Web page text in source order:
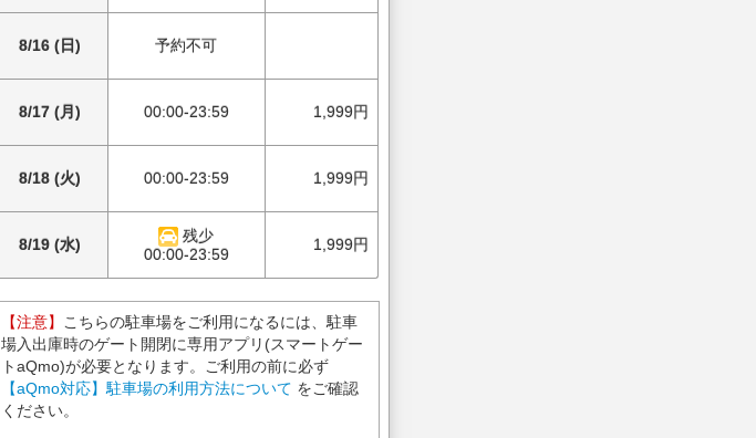
8/16 (日) 予約不可
8/17 (月) 00:00-23:59 1,999円
8/18 (火) 00:00-23:59 1,999円
8/19 (水)
残少
00:00-23:59
1,999円
【注意】 こちらの駐車場をご利用になるには、駐車
場入出庫時のゲート開閉に専用アプリ(スマートゲー
トaQmo)が必要となります。ご利用の前に必ず
【aQmo対応】駐車場の利用方法について をご確認
ください。